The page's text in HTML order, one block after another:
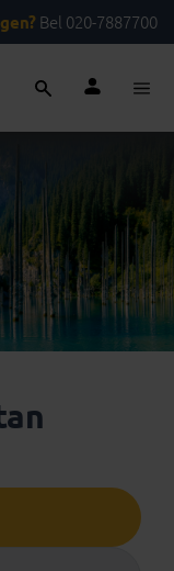
Bel 020-7887700